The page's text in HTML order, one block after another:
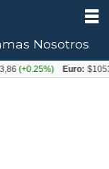
Nosotros
Euro: $1053,08(-